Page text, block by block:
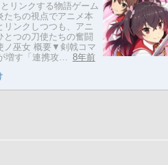
リンクする物語ゲーム
たちの視点でアニメ本
リンクしつつも、アニ
とつの刀使たちの奮闘
ノ巫女 概要▼剣戟コマ
増す「連携攻… 8年前